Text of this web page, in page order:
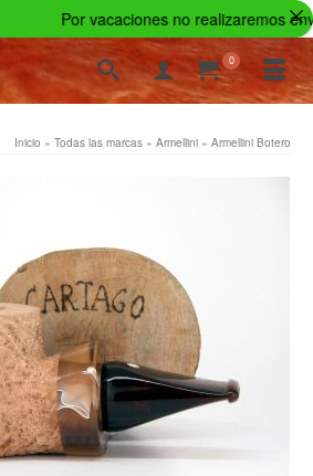
Por vacaciones no realizaremos
0
Inicio » Todas las marcas » Armellini » Armellini Botero